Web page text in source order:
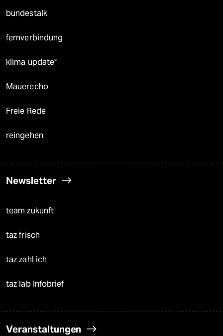
bundestalk
fernverbindung
klima update°
Mauerecho
Freie Rede
reingehen
Newsletter
team zukunft
taz frisch
taz zahl ich
taz lab Infobrief
Veranstaltungen